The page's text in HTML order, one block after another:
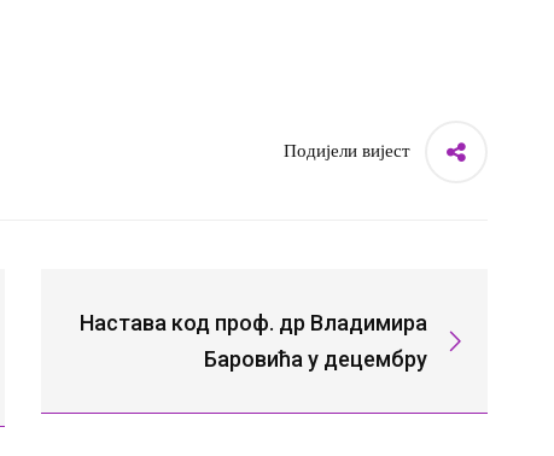
Подијели вијест
Настава код проф. др Владимира
Баровића у децембру